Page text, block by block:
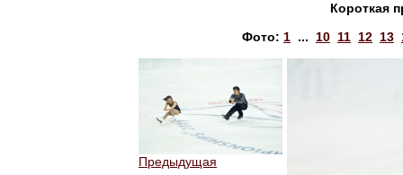
Короткая
Фото: 1 ... 10 11 12 13
Предыдущая